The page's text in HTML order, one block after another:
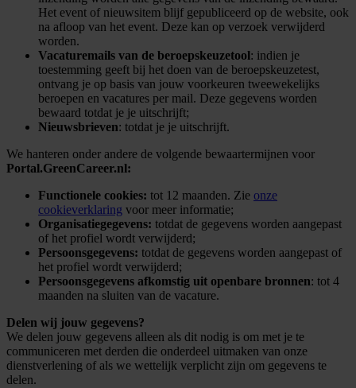
Het event of nieuwsitem blijf gepubliceerd op de website, ook
na afloop van het event. Deze kan op verzoek verwijderd
worden.
Vacaturemails van de beroepskeuzetool: indien je
toestemming geeft bij het doen van de beroepskeuzetest,
ontvang je op basis van jouw voorkeuren tweewekelijks
beroepen en vacatures per mail. Deze gegevens worden
bewaard totdat je je uitschrijft;
Nieuwsbrieven: totdat je je uitschrijft.
We hanteren onder andere de volgende bewaartermijnen voor
Portal.GreenCareer.nl:
Functionele cookies: tot 12 maanden. Zie onze
cookieverklaring voor meer informatie;
Organisatiegegevens: totdat de gegevens worden aangepast
of het profiel wordt verwijderd;
Persoonsgegevens: totdat de gegevens worden aangepast of
het profiel wordt verwijderd;
Persoonsgegevens afkomstig uit openbare bronnen: tot 4
maanden na sluiten van de vacature.
Delen wij jouw gegevens?
We delen jouw gegevens alleen als dit nodig is om met je te
communiceren met derden die onderdeel uitmaken van onze
dienstverlening of als we wettelijk verplicht zijn om gegevens te
delen.